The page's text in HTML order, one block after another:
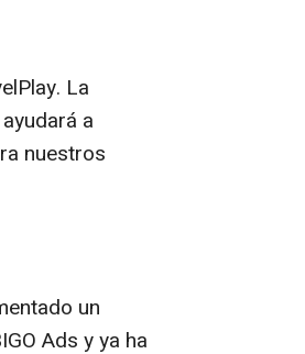
La
a
nuestros
un
Ads y ya ha